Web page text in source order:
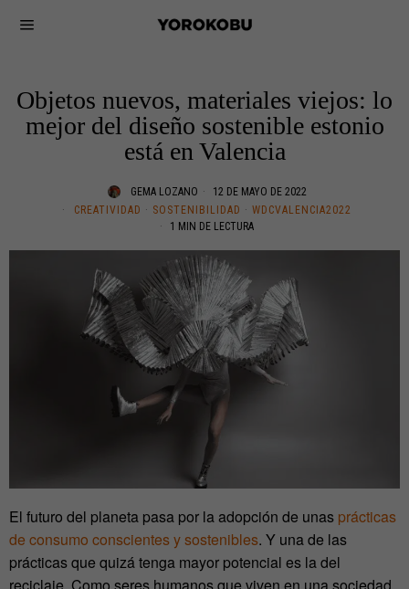
Objetos nuevos, materiales viejos: lo
mejor del diseño sostenible estonio
está en Valencia
GEMA LOZANO
12 DE MAYO DE 2022
CREATIVIDAD · SOSTENIBILIDAD · WDCVALENCIA2022
1 MIN DE LECTURA
El futuro del planeta pasa por la adopción de unas prácticas
de consumo conscientes y sostenibles. Y una de las
prácticas que quizá tenga mayor potencial es la del
reciclaje. Como seres humanos que viven en unasociedad